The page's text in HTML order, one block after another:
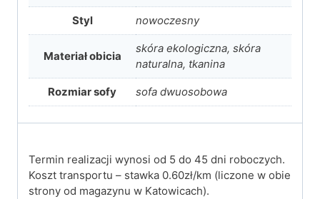
Styl nowoczesny
Materiał obicia
skóra ekologiczna, skóra
naturalna, tkanina
Rozmiar sofy sofa dwuosobowa
Termin realizacji wynosi od 5 do 45 dni roboczych.
Koszt transportu – stawka 0.60zł/km (liczone w obie
strony od magazynu w Katowicach).